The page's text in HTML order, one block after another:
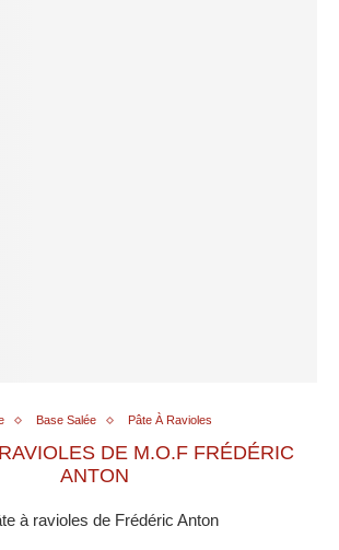
Base Salée Pâte À Ravioles
DE M.O.F FRÉDÉRIC
ANTON
à ravioles de Frédéric Anton